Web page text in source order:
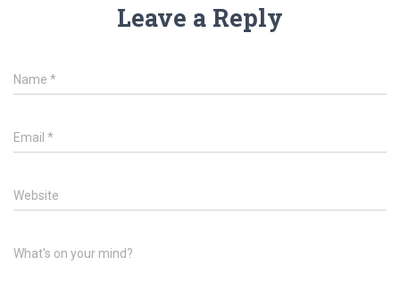
Leave a Reply
Name *
Email *
Website
What's on your mind?